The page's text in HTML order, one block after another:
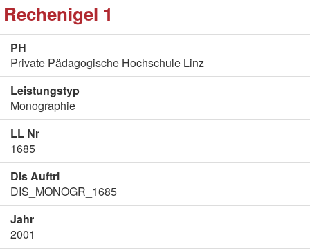
Rechenigel 1
PH
Private Pädagogische Hochschule Linz
Leistungstyp
Monographie
LL Nr
1685
Dis Auftri
DIS_MONOGR_1685
Jahr
2001